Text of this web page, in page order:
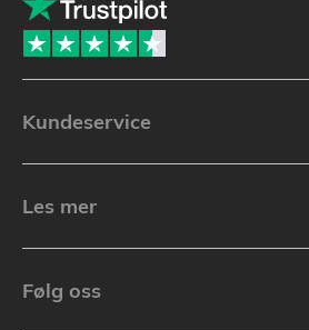
Kundeservice
Les mer
Følg oss